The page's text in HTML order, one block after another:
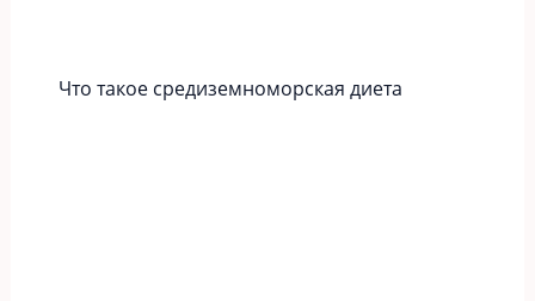
Что такое средиземноморская диета